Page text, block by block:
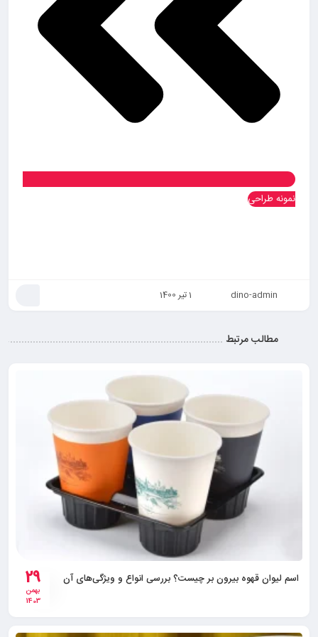
نمونه طراحی
dino-admin 1 تیر 1400
مطالب مرتبط
29
بهمن
1403
اسم لیوان قهوه بیرون بر چیست؟ بررسی انواع و ویژگی‌های آن